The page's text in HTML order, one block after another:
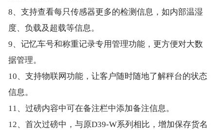
8、支持查看每只传感器更多的检测信息，如内部温湿
度、负载及超载等信息。
9、记忆车号和称重记录专用管理功能，更方便对大数
据管理。
10、支持物联网功能，让客户随时随地了解秤台的状态
信息。
11、过磅内容中可在备注栏中添加备注信息。
12、首次过磅中，与原D39-W系列相比，增加保存货名